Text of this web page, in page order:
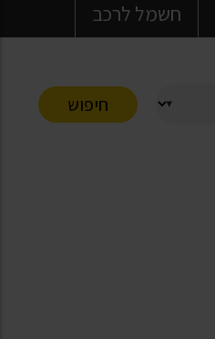
חשמל לרכב
חיפוש